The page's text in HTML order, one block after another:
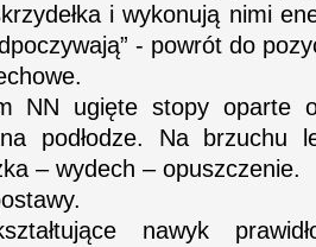
i wykonują nimi
- powrót do
NN ugięte stopy oparte
podłodze. Na brzuchu
– wydech – opuszczenie.
nawyk